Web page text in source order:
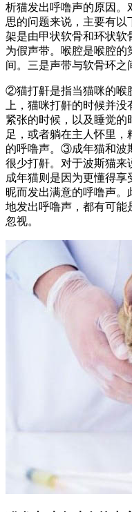
析猫发出呼噜声的原因。
思的问题来说，主要有
架是由甲状软骨和环状软
为假声带。喉腔是喉腔的
间。三是声带与软骨环之
②猫打鼾是指当猫咪的喉
上，猫咪打鼾的时候并
紧张的时候，以及睡觉
足，或者躺在主人怀里
的呼噜声。③成年猫和波
很少打鼾。对于波斯猫来
成年猫则是因为更懂得
昵而发出满意的呼噜声
地发出呼噜声，都有可能
忽视。